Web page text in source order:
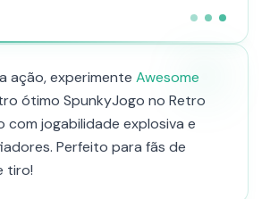
ação, experimente Awesome
ótimo SpunkyJogo no Retro
com jogabilidade explosiva e
Perfeito para fãs de
tiro!